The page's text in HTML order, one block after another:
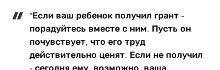
"Если ваш ребенок получил грант -
порадуйтесь вместе с ним. Пусть он
почувствует, что его труд
действительно ценят. Если не получил
- сегодня ему, возможно, ваша